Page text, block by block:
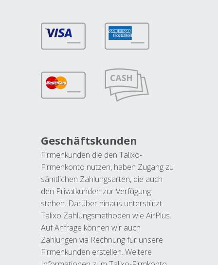
Geschäftskunden
Firmenkunden die den Talixo-
Firmenkonto nutzen, haben Zugang zu
sämtlichen Zahlungsarten, die auch
den Privatkunden zur Verfügung
stehen. Darüber hinaus unterstützt
Talixo Zahlungsmethoden wie AirPlus.
Auf Anfrage können wir auch
Zahlungen via Rechnung für unsere
Firmenkunden erstellen. Weitere